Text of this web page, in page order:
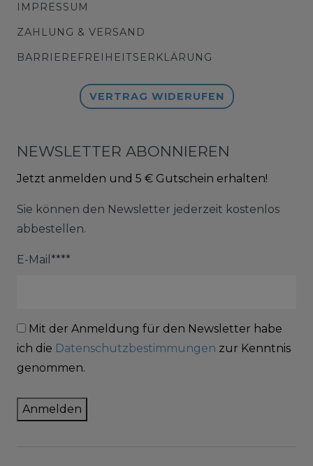
IMPRESSUM
ZAHLUNG & VERSAND
BARRIEREFREIHEITSERKLÄRUNG
VERTRAG WIDERUFEN
NEWSLETTER ABONNIEREN
Jetzt anmelden und 5 € Gutschein erhalten!
Sie können den Newsletter jederzeit kostenlos
abbestellen.
E-Mail****
Mit der Anmeldung für den Newsletter habe
ich die Datenschutzbestimmungen zur Kenntnis
genommen.
Anmelden